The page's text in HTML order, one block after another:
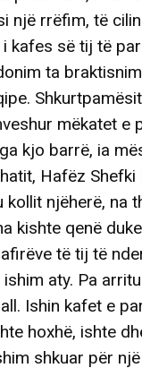
një rrëfim, të
kafes së tij të
ta
mëkatet
kjo barrë, ia
Hafëz
kollit njëherë, na
kishte qenë
të tij të
aty. Pa
Ishin kafet e
hoxhë, ishte
shkuar për